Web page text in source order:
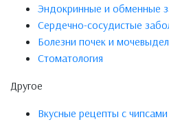
Эндокринные и обменные
Сердечно-сосудистые
Болезни почек и
Стоматология
Другое
Вкусные рецепты с